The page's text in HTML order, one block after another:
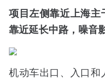
项目左侧靠近上海主
靠近延长中路，噪音
机动车出口、入口和